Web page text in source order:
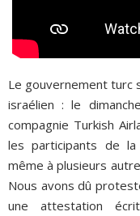
Le gouvernement turc
israélien : le
compagnie Turkish
les participants de
même à plusieurs
Nous avons dû
une attestation